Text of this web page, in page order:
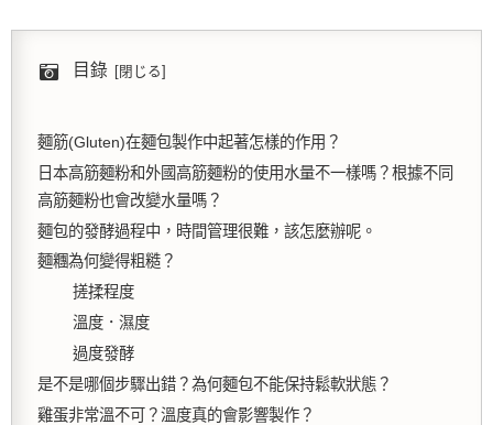
目錄
麵筋(Gluten)在麵包製作中起著怎樣的作用？
日本高筋麵粉和外國高筋麵粉的使用水量不一樣嗎？根據不同
高筋麵粉也會改變水量嗎？
麵包的發酵過程中，時間管理很難，該怎麼辦呢。
麵糰為何變得粗糙？
搓揉程度
溫度．濕度
過度發酵
是不是哪個步驟出錯？為何麵包不能保持鬆軟狀態？
雞蛋非常溫不可？溫度真的會影響製作？